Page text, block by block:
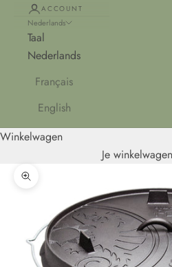
ACCOUNT
Nederlands
Taal
Nederlands
Français
English
Winkelwagen
Je
In-/uitzoomen